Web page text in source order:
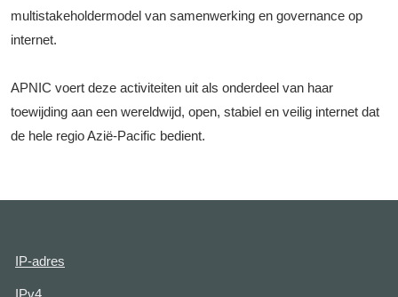
multistakeholdermodel van samenwerking en governance op
internet.
APNIC voert deze activiteiten uit als onderdeel van haar
toewijding aan een wereldwijd, open, stabiel en veilig internet dat
de hele regio Azië-Pacific bedient.
IP-adres
IPv4